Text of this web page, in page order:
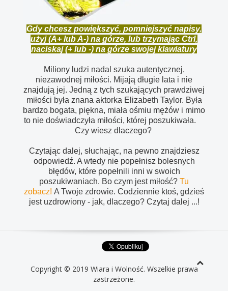
Gdy chcesz powiększyć, pomniejszyć napisy,
użyj (A+ lub A-) na górze, lub trzymając Ctrl,
naciskaj (+ lub -) na górze swojej klawiatury
Miliony ludzi nadal szuka autentycznej,
niezawodnej miłości. Mijają długie lata i nie
znajdują jej. Jedną z tych szukających prawdziwej
miłości była znana aktorka Elizabeth Taylor. Była
bardzo bogata, piękna, miała ośmiu mężów i mimo
to nie doświadczyła miłości, której poszukiwała.
Czy wiesz dlaczego?
Czytając dalej, słuchając, na pewno znajdziesz
odpowiedź. A wtedy nie popełnisz bolesnych
błędów, które popełnili inni w swoich
poszukiwaniach. Bo czym jest miłość? Tu
zobacz! A Twoje zdrowie. Codziennie ktoś, gdzieś
jest uzdrowiony - jak, dlaczego? Czytaj dalej ...!
Copyright © 2019 Wiara i Wolność. Wszelkie prawa
zastrzeżone.